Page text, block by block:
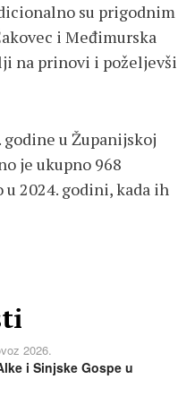
su prigodnim
i Međimurska
na prinovi i poželjevši
u Županijskoj
je ukupno 968
u 2024. godini, kada ih
2026.
i Sinjske Gospe u